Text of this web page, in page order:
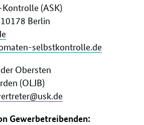
(ASK)
Berlin
selbstkontrolle.de
Obersten
(OLJB)
Gewerbetreibenden: